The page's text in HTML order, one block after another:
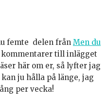
femte delen från Men du
kommentarer till inlägget
här om er, så lyfter jag
ju hålla på länge, jag
per vecka!